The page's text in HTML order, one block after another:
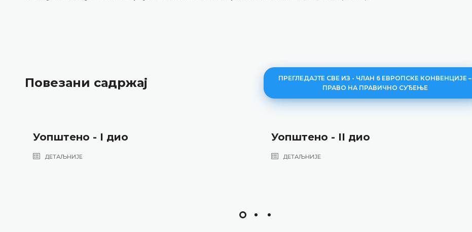
Повезани садржај
ПРЕГЛЕДАЈТЕ СВЕ ИЗ - ЧЛАН 6 ЕВРОПСКЕ КОНВЕНЦИЈЕ –
ПРАВО НА ПРАВИЧНО СУЂЕЊЕ
Уопштено - I дио
ДЕТАЉНИЈЕ
Уопштено - II дио
ДЕТАЉНИЈЕ